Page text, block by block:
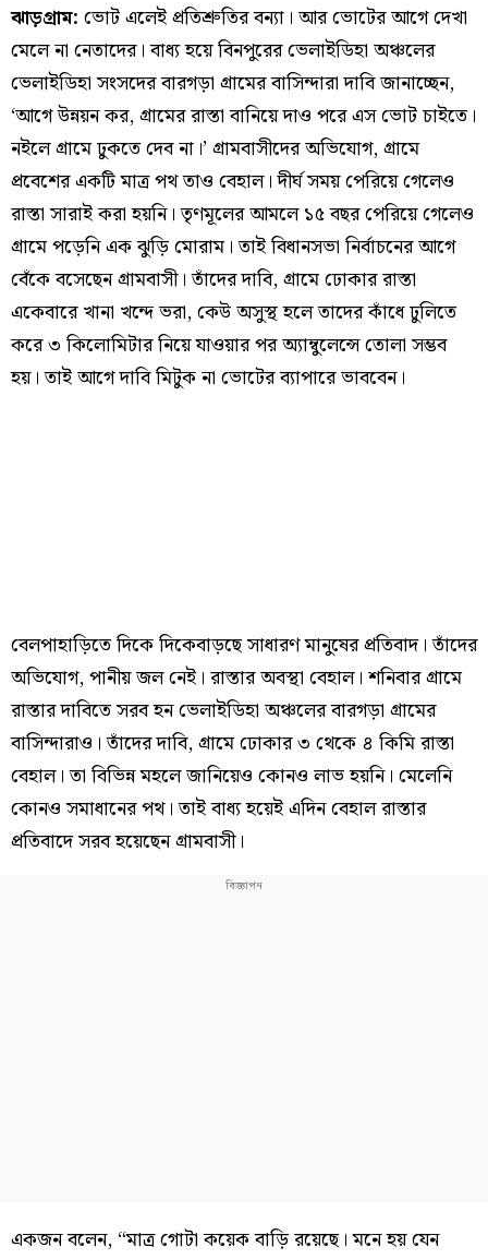
ঝাড়গ্রাম: ভোট এলেই প্রতিশ্রুতির বন্যা। আর ভোটের আগে দেখা
মেলে না নেতাদের। বাধ্য হয়ে বিনপুরের ভেলাইডিহা অঞ্চলের
ভেলাইডিহা সংসদের বারগড়া গ্রামের বাসিন্দারা দাবি জানাচ্ছেন,
‘আগে উন্নয়ন কর, গ্রামের রাস্তা বানিয়ে দাও পরে এস ভোট চাইতে।
নইলে গ্রামে ঢুকতে দেব না।’ গ্রামবাসীদের অভিযোগ, গ্রামে
প্রবেশের একটি মাত্র পথ তাও বেহাল। দীর্ঘ সময় পেরিয়ে গেলেও
রাস্তা সারাই করা হয়নি। তৃণমূলের আমলে ১৫ বছর পেরিয়ে গেলেও
গ্রামে পড়েনি এক ঝুড়ি মোরাম। তাই বিধানসভা নির্বাচনের আগে
বেঁকে বসেছেন গ্রামবাসী। তাঁদের দাবি, গ্রামে ঢোকার রাস্তা
একেবারে খানা খন্দে ভরা, কেউ অসুস্থ হলে তাদের কাঁধে ঢুলিতে
করে ৩ কিলোমিটার নিয়ে যাওয়ার পর অ্যাম্বুলেন্সে তোলা সম্ভব
হয়। তাই আগে দাবি মিটুক না ভোটের ব্যাপারে ভাববেন।
বেলপাহাড়িতে দিকে দিকেবাড়ছে সাধারণ মানুষের প্রতিবাদ। তাঁদের
অভিযোগ, পানীয় জল নেই। রাস্তার অবস্থা বেহাল। শনিবার গ্রামে
রাস্তার দাবিতে সরব হন ভেলাইডিহা অঞ্চলের বারগড়া গ্রামের
বাসিন্দারাও। তাঁদের দাবি, গ্রামে ঢোকার ৩ থেকে ৪ কিমি রাস্তা
বেহাল। তা বিভিন্ন মহলে জানিয়েও কোনও লাভ হয়নি। মেলেনি
কোনও সমাধানের পথ। তাই বাধ্য হয়েই এদিন বেহাল রাস্তার
প্রতিবাদে সরব হয়েছেন গ্রামবাসী।
একজন বলেন, “মাত্র গোটা কয়েক বাড়ি রয়েছে। মনে হয় যেন